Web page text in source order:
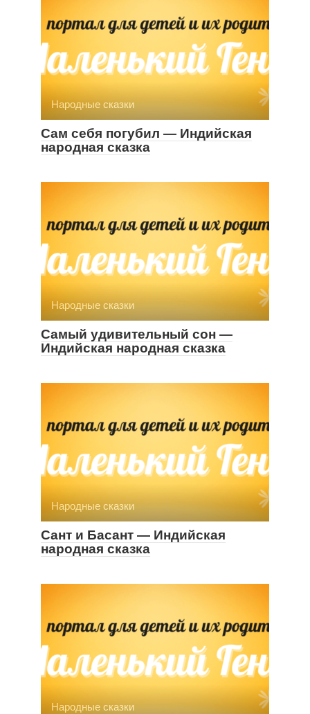
Народные сказки
Сам себя погубил — Индийская
народная сказка
Народные сказки
Самый удивительный сон —
Индийская народная сказка
Народные сказки
Сант и Басант — Индийская
народная сказка
Народные сказки